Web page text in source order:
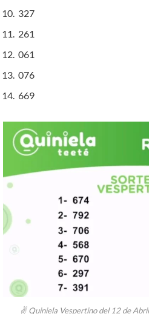
327
261
061
076
669
✌ Quiniela Vespertino del 12 de